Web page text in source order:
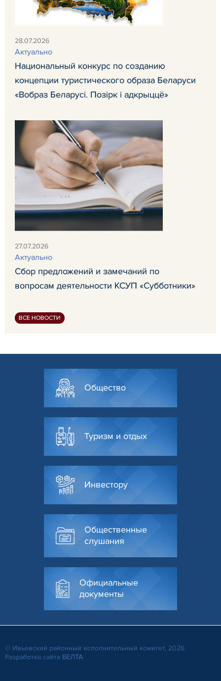
28.07.2026
Актуально
Национальный конкурс по созданию
концепции туристического образа Беларуси
«Вобраз Беларусi. Позiрк i адкрыццё»
27.07.2026
Актуально
Сбор предложений и замечаний по
вопросам деятельности КСУП «Субботники»
ВСЕ НОВОСТИ
Общество
Туризм и отдых
Инвестору
Общественные
слушания
Официальные
документы
© Ивьевский районный исполнительный комитет, 2026
Разработка сайта БЕЛТА